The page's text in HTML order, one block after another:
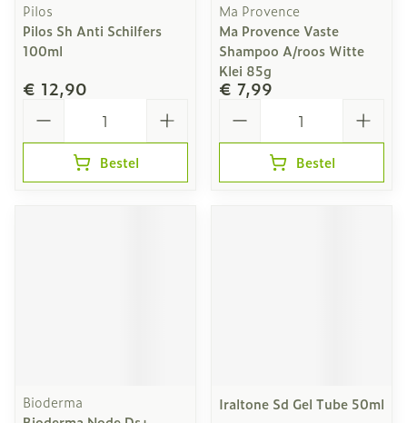
Pilos
Pilos Sh Anti Schilfers
100ml
€ 12,90
Bestel
Ma Provence
Ma Provence Vaste
Shampoo A/roos Witte
Klei 85g
€ 7,99
Bestel
Bioderma
Iraltone Sd Gel Tube 50ml